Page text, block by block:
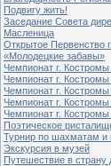
Подвигу жить!
Заседание Совета
Масленица
Открытое Первенство
«Молодецкие забавы»
Чемпионат г.
Чемпионат г.
Чемпионат г.
Чемпионат г.
Чемпионат г.
Поэтическое
Турнир по шахматам и
Экскурсия в музей
Путешествие в страну